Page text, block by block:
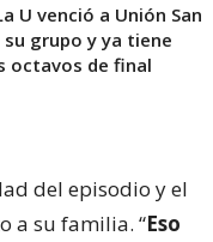
U venció a Unión San
su grupo y ya tiene
octavos de final
del episodio y el
a su familia. “Eso